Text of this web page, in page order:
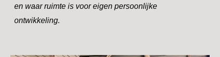
en waar ruimte is voor eigen persoonlijke
ontwikkeling.